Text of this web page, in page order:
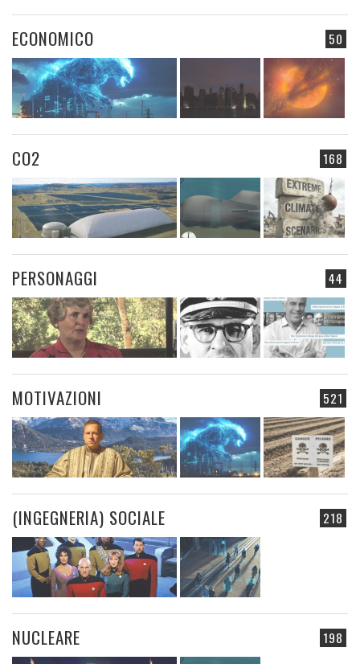
50
ECONOMICO
168
CO2
44
PERSONAGGI
521
MOTIVAZIONI
218
(INGEGNERIA) SOCIALE
198
NUCLEARE